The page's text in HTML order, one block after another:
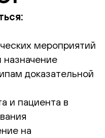
мероприятий
назначение
доказательной
и пациента в
на